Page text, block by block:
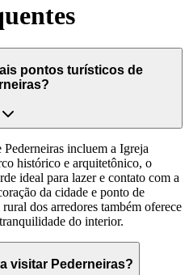
pontos turísticos de
incluem a Igreja
histórico e arquitetônico, o
ideal para lazer e contato com a
da cidade e ponto de
dos arredores também oferece
do interior.
visitar Pederneiras?